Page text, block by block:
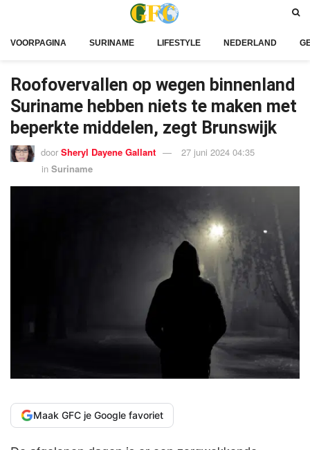
VOORPAGINA SURINAME LIFESTYLE NEDERLAND
Roofovervallen op wegen binnenland
Suriname hebben niets te maken met
beperkte middelen, zegt Brunswijk
door Sheryl Dayene Gallant
27 juni 2024 04:35
in Suriname
Maak GFC je Google favoriet